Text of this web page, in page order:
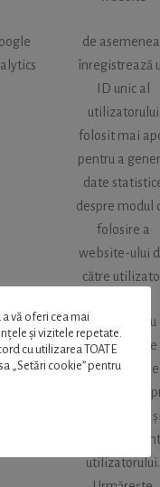
de
înregistrează
ID unic al
utilizatorului
folosit mai
pentru a
date
despre modul
folosire a
website-ului
către
folosit pentru
trimite date
către Google
Analytics
dispozitivul
utilizatorului.
vă oferi cea mai
și vizitele repetate.
cu utilizarea TOATE
„Setări cookie” pentru